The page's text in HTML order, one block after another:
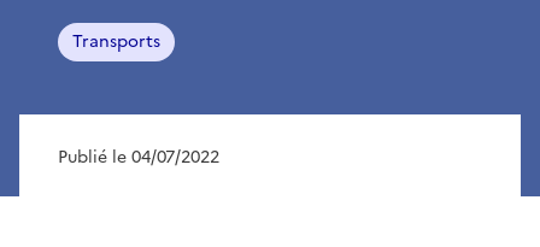
Transports
Publié le 04/07/2022